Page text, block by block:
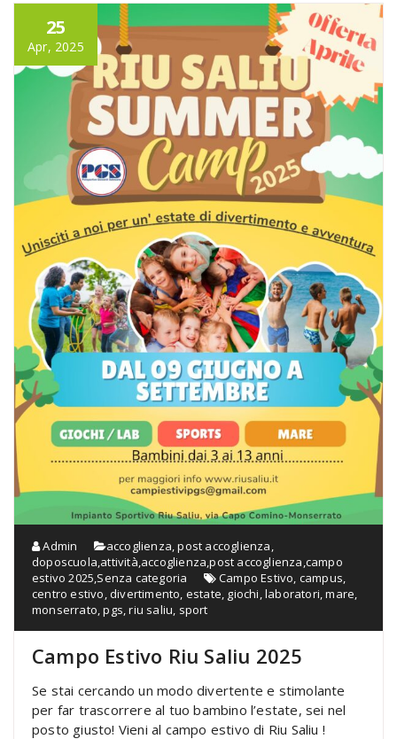
25
Apr, 2025
Admin
accoglienza, post accoglienza,
doposcuola,attività,accoglienza,post accoglienza,campo
estivo 2025,Senza categoria Campo Estivo, campus,
centro estivo,divertimento, estate, giochi,laboratori,mare,
monserrato,pgs,riu saliu, sport
Campo Estivo Riu Saliu 2025
Se stai cercando un modo divertente e stimolante
per far trascorrere al tuo bambino l’estate, sei nel
posto giusto! Vieni al campo estivo di Riu Saliu !